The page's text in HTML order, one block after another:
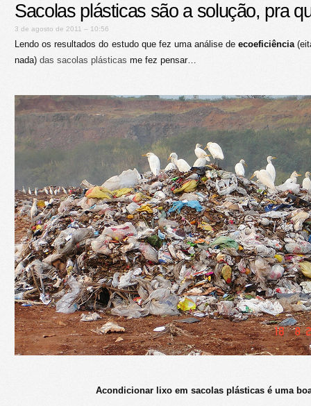
Sacolas plásticas são a solução, pra
3 de agosto de 2011 – 10:56
Lendo os resultados do estudo que fez uma análise deecoeficiência
nada) das sacolas plásticas me fez pensar…
Acondicionar lixo em sacolas plásticas é uma